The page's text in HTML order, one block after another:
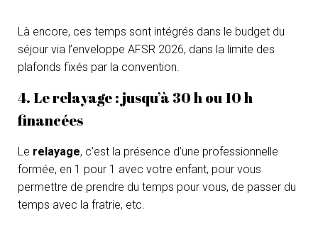
Là encore, ces temps sont intégrés dans le budget du
séjour via l’enveloppe AFSR 2026, dans la limite des
plafonds fixés par la convention.
4. Le relayage : jusqu’à 30 h ou 10 h
financées
Le relayage, c’est la présence d’une professionnelle
formée, en 1 pour 1 avec votre enfant, pour vous
permettre de prendre du temps pour vous, de passer du
temps avec la fratrie, etc.